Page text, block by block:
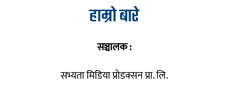
हाम्रो बारे
सञ्चालक :
सभ्यता मिडिया प्रोडक्सन प्रा. लि.